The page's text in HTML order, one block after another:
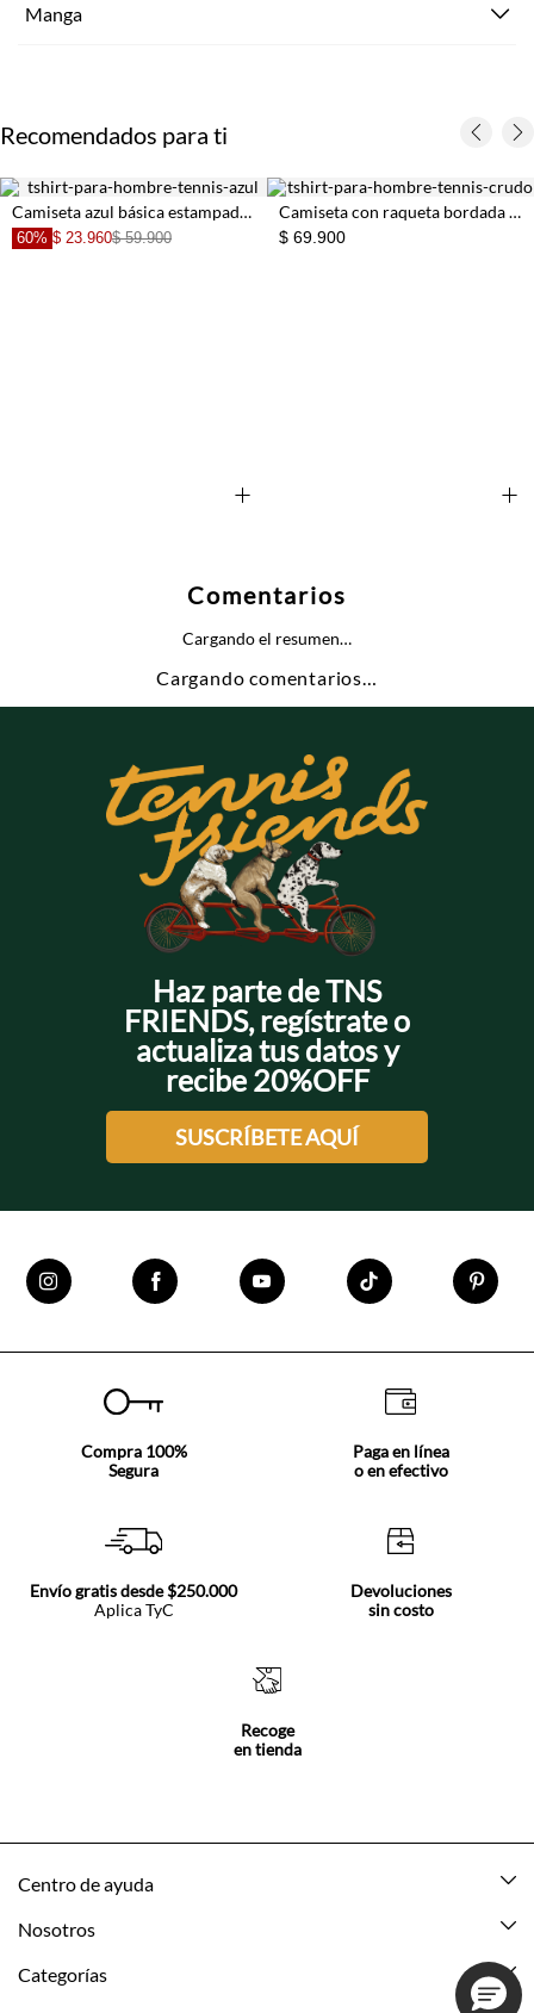
Manga
Recomendados para ti
+
Camiseta azul básica estampada para hombre
60% $ 23.960$ 59.900
+
Camiseta con raqueta bordada crudo para hombre
$ 69.900
Comentarios
Cargando el resumen…
Cargando comentarios…
Haz parte de TNS
FRIENDS, regístrate o
actualiza tus datos y
recibe 20%OFF
SUSCRÍBETE AQUÍ
Compra 100%
Segura
Paga en línea
o en efectivo
Envío gratis desde $250.000
Aplica TyC
Devoluciones
sin costo
Recoge
en tienda
Centro de ayuda
Mis pedidos
Nosotros
Acerca de Tennis
Categorías